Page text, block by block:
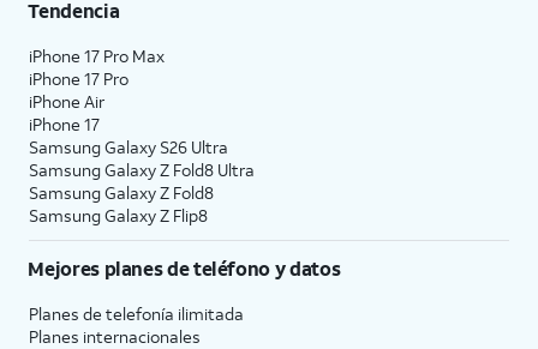
Tendencia
iPhone 17 Pro Max
iPhone 17 Pro
iPhone Air
iPhone 17
Samsung Galaxy S26 Ultra
Samsung Galaxy Z Fold8 Ultra
Samsung Galaxy Z Fold8
Samsung Galaxy Z Flip8
Mejores planes de teléfono y datos
Planes de telefonía ilimitada
Planes internacionales